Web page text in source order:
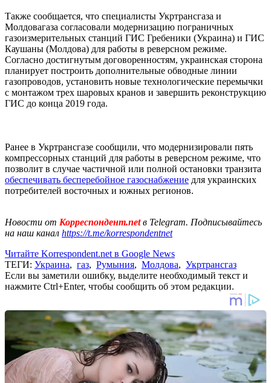
Также сообщается, что специалисты Укртрансгаза и
Молдовагаза согласовали модернизацию пограничных
газоизмерительных станций ГИС Гребеники (Украина) и ГИС
Каушаны (Молдова) для работы в реверсном режиме.
Согласно достигнутым договоренностям, украинская сторона
планирует построить дополнительные обводные линии
газопроводов, установить новые технологические перемычки
с монтажом трех шаровых кранов и завершить реконструкцию
ГИС до конца 2019 года.
Ранее в Укртрансгазе сообщили, что модернизировали пять
компрессорных станций для работы в реверсном режиме, что
позволит в случае частичной или полной остановки транзита
обеспечивать бесперебойное газоснабжение для украинских
потребителей восточных и южных регионов.
Новости от Корреспондент.netв Telegram. Подписывайтесь
на наш канал https://t.me/korrespondentnet
Читайте Korrespondent.net в Google News
ТЕГИ: Украина, газ, Румыния, Молдова, Укртрансгаз
Если вы заметили ошибку, выделите необходимый текст и
нажмите Ctrl+Enter, чтобы сообщить об этом редакции.